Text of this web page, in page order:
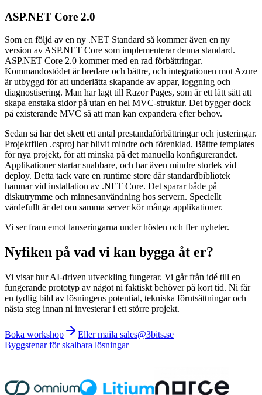
ASP.NET Core 2.0
Som en följd av en ny .NET Standard så kommer även en ny
version av ASP.NET Core som implementerar denna standard.
ASP.NET Core 2.0 kommer med en rad förbättringar.
Kommandostödet är bredare och bättre, och integrationen mot Azure
är utbyggd för att underlätta skapande av appar, loggning och
diagnostisering. Man har lagt till Razor Pages, som är ett lätt sätt att
skapa enstaka sidor på utan en hel MVC-struktur. Det bygger dock
på existerande MVC så att man kan expandera efter behov.
Sedan så har det skett ett antal prestandaförbättringar och justeringar.
Projektfilen .csproj har blivit mindre och förenklad. Bättre templates
för nya projekt, för att minska på det manuella konfigurerandet.
Applikationer startar snabbare, och har även mindre storlek vid
deploy. Detta tack vare en runtime store där standardbibliotek
hamnar vid installation av .NET Core. Det sparar både på
diskutrymme och minnesanvändning hos servern. Speciellt
värdefullt är det om samma server kör många applikationer.
Vi ser fram emot lanseringarna under hösten och fler nyheter.
Nyfiken på vad vi kan bygga åt er?
Vi visar hur AI-driven utveckling fungerar. Vi går från idé till en
fungerande prototyp av något ni faktiskt behöver på kort tid. Ni får
en tydlig bild av lösningens potential, tekniska förutsättningar och
nästa steg innan ni investerar i ett större projekt.
Boka workshop
Eller maila sales@3bits.se
Byggstenar för skalbara lösningar